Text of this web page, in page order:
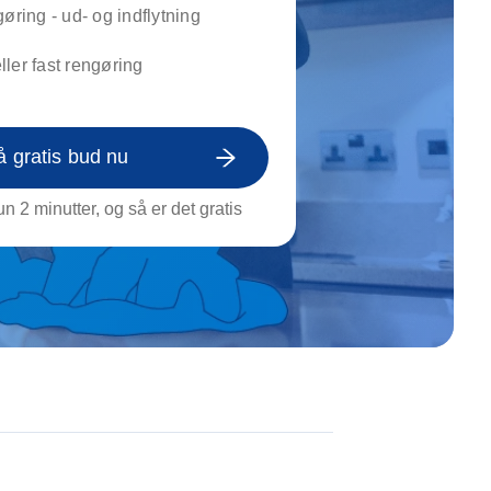
af tagrende
rengøring
- ud- og indflytning
fast rengøring
gratis bud nu
2 minutter, og så er det gratis